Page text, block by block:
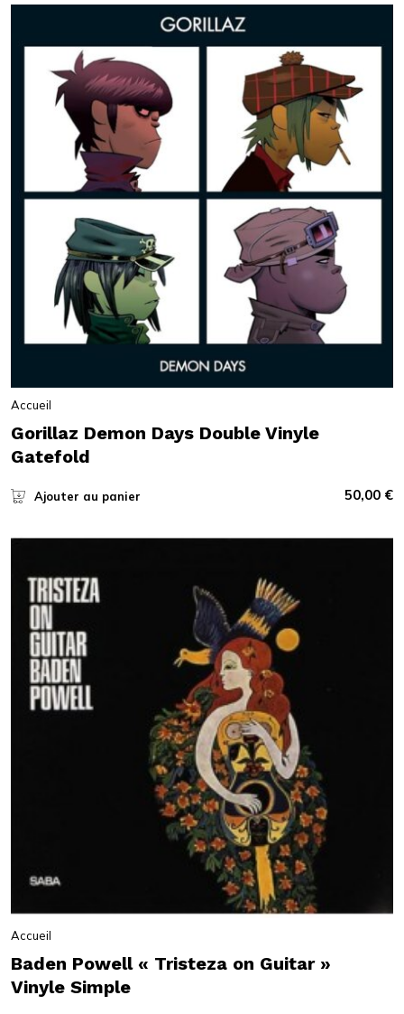
Accueil
Gorillaz Demon Days Double Vinyle
Gatefold
Ajouter au panier 50,00 €
Accueil
Baden Powell « Tristeza on Guitar »
Vinyle Simple